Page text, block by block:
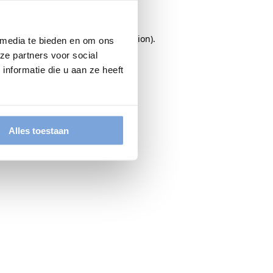
te bieden en om ons
partners voor social
die u aan ze heeft
Alles toestaan
consolefor more information).